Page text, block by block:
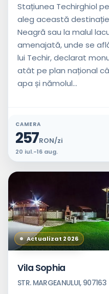
Stațiunea Techirghiol
aleg această
Neagră sau la malul
amenajată, unde se
lui Techir, declarat
atât pe plan național
apa și nămolul...
CAMERA
257RON/zi
20 iul.-16 aug.
Actualizat 2026
Vila Sophia
STR. MARGEANULUI, 907163